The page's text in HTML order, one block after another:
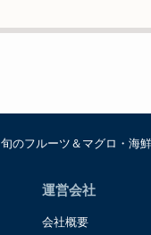
を特定する個人情報は一
のフルーツ＆マグロ・海
運営会社
会社概要